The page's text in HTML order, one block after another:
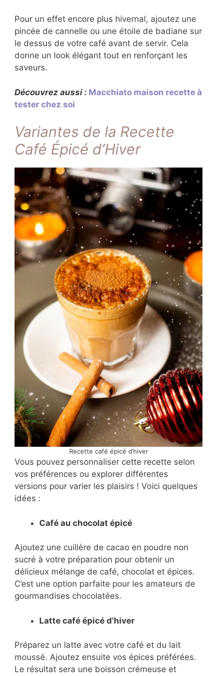
Pour un effet encore plus hivernal, ajoutez une
pincée de cannelle ou une étoile de badiane sur
le dessus de votre café avant de servir. Cela
donne un look élégant tout en renforçant les
saveurs.
Découvrez aussi : Macchiato maison recette à
tester chez soi
Variantes de la Recette
Café Épicé d’Hiver
Recette café épicé d’hiver
Vous pouvez personnaliser cette recette selon
vos préférences ou explorer différentes
versions pour varier les plaisirs ! Voici quelques
idées :
Café au chocolat épicé
Ajoutez une cuillère de cacao en poudre non
sucré à votre préparation pour obtenir un
délicieux mélange de café, chocolat et épices.
C’est une option parfaite pour les amateurs de
gourmandises chocolatées.
Latte café épicé d’hiver
Préparez un latte avec votre café et du lait
moussé. Ajoutez ensuite vos épices préférées.
Le résultat sera une boisson crémeuse et